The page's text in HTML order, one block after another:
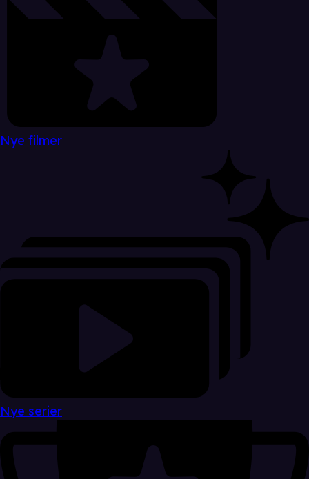
Nye filmer
Nye serier